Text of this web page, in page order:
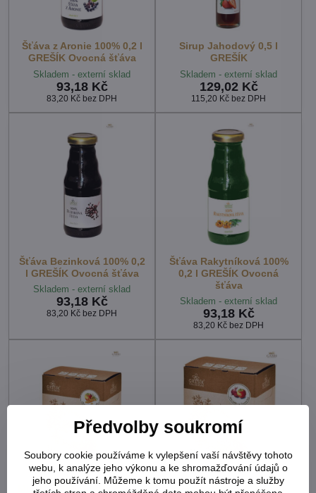
Šťáva z Aronie 100% 0,2 l
GREŠÍK Ovocná šťáva
Skladem - externí sklad
93,18 Kč
83,20 Kč bez DPH
Sirup Jahodový 0,5 l
GREŠÍK
Skladem - externí sklad
129,02 Kč
115,20 Kč bez DPH
Šťáva Bezinková 100% 0,2
l GREŠÍK Ovocná šťáva
Skladem - externí sklad
93,18 Kč
83,20 Kč bez DPH
Šťáva Rakytníková 100%
0,2 l GREŠÍK Ovocná
šťáva
Skladem - externí sklad
93,18 Kč
83,20 Kč bez DPH
Mošt Jablko & Rakytník 3 l
Mošt Jablko & Červená
Předvolby soukromí
Soubory cookie používáme k vylepšení vaší návštěvy tohoto
webu, k analýze jeho výkonu a ke shromažďování údajů o
jeho používání. Můžeme k tomu použít nástroje a služby